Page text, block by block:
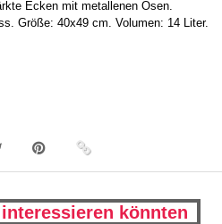
Ecken mit metallenen Ösen.
Größe: 40x49 cm. Volumen: 14 Liter.
könnten